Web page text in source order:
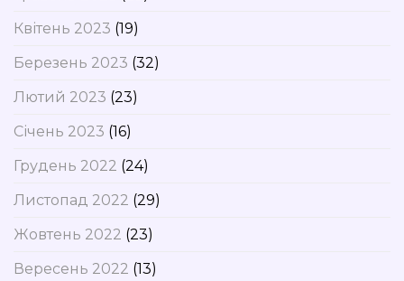
Квітень 2023 (19)
Березень 2023 (32)
Лютий 2023 (23)
Січень 2023 (16)
Грудень 2022 (24)
Листопад 2022 (29)
Жовтень 2022 (23)
Вересень 2022 (13)